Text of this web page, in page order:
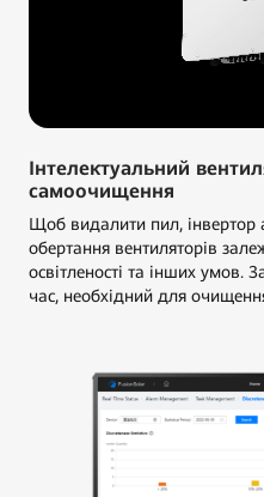
Інтелектуальний
самоочищення
Щоб видалити пил, інвертор
обертання вентиляторів
освітленості та інших умов.
час, необхідний для